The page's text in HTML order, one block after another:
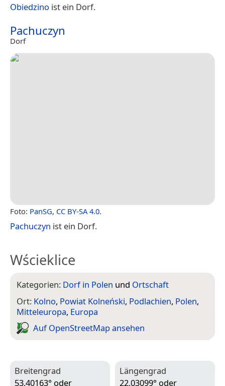
Obiedzino ist ein Dorf.
Pachuczyn
Dorf
Foto: PanSG, CC BY-SA 4.0.
Pachuczyn ist ein Dorf.
Wścieklice
Kategorien: Dorf in Polen und Ortschaft
Ort: Kolno, Powiat Kolneński, Podlachien, Polen,
Mitteleuropa, Europa
Auf Open­Street­Map ansehen
Breitengrad
53,40163° oder
Längengrad
22,03099° oder